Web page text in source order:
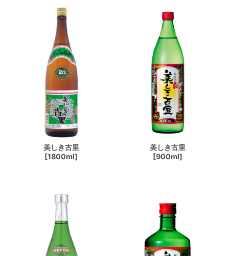
美しき古里
[1800ml]
美しき古里
[900ml]